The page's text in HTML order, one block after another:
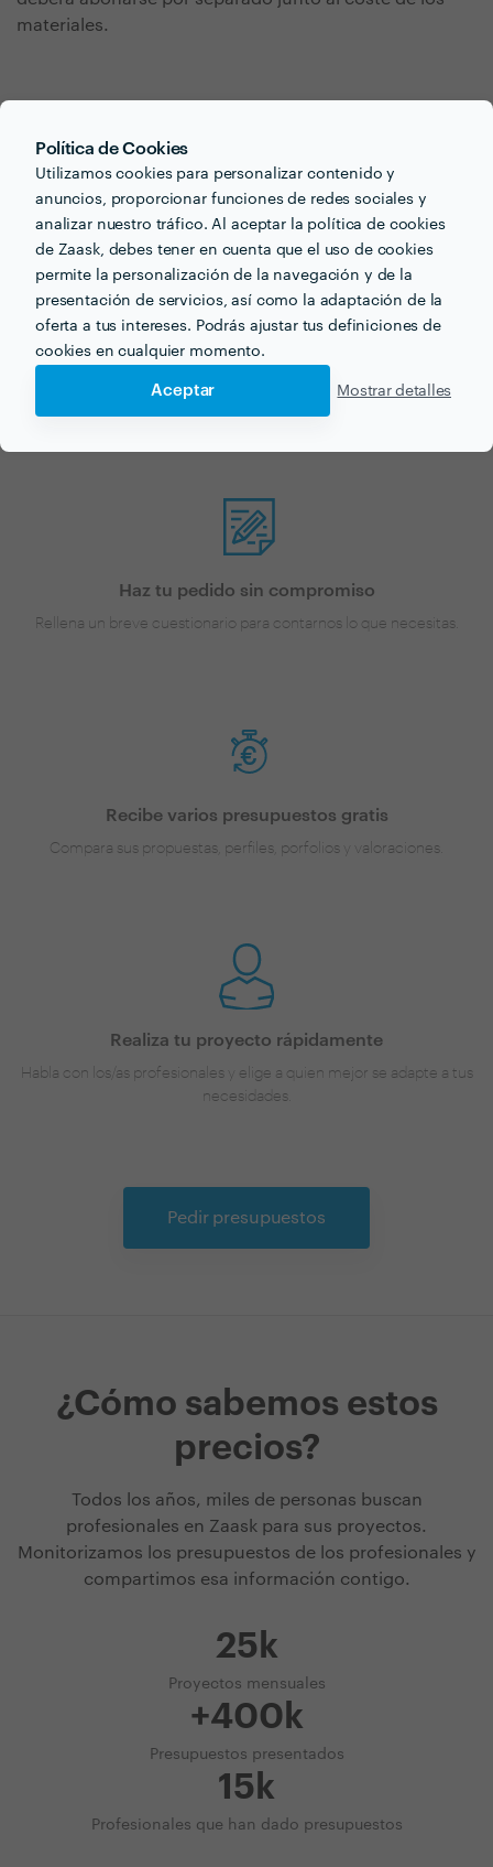
Política de Cookies
Utilizamos cookies para personalizar contenido y
anuncios, proporcionar funciones de redes sociales y
analizar nuestro tráfico. Al aceptar la política de cookies
de Zaask, debes tener en cuenta que el uso de cookies
permite la personalización de la navegación y de la
presentación de servicios, así como la adaptación de la
oferta a tus intereses. Podrás ajustar tus definiciones de
cookies en cualquier momento.
Aceptar Mostrar detalles
materiales.
¿Buscas instalar
iluminación para tu
próximo proyecto?
Ahora que tienes una idea de los precios, ¡vamos a
Haz tu pedido sin compromiso
Rellena un breve cuestionario para contarnos lo que necesitas.
Recibe varios presupuestos gratis
Compara sus propuestas, perfiles, porfolios y valoraciones.
Realiza tu proyecto rápidamente
Habla con los/as profesionales y elige a quien mejor se adapte a tus
necesidades.
Pedir presupuestos
¿Cómo sabemos estos
precios?
Todos los años, miles de personas buscan
profesionales en Zaask para sus proyectos.
Monitorizamos los presupuestos de los profesionales y
compartimos esa información contigo.
25k
Proyectos mensuales
+400k
Presupuestos presentados
15k
Profesionales que han dado presupuestos